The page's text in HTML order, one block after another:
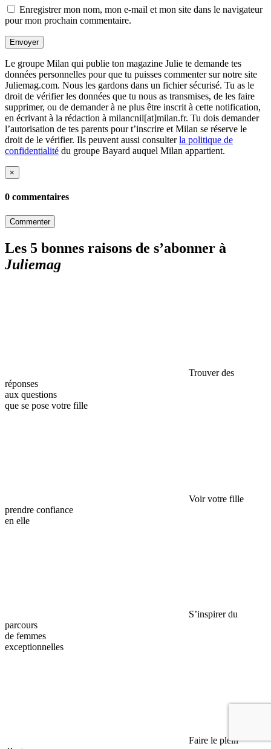
Enregistrer mon nom, mon e-mail et mon site dans le navigateur
pour mon prochain commentaire.
Envoyer
Le groupe Milan qui publie ton magazine Julie te demande tes
données personnelles pour que tu puisses commenter sur notre site
Juliemag.com. Nous les gardons dans un fichier sécurisé. Tu as le
droit de vérifier les données que tu nous as transmises, de les faire
supprimer, ou de demander à ne plus être inscrit à cette notification,
en écrivant à la rédaction à milancnil[at]milan.fr. Tu dois demander
l’autorisation de tes parents pour t’inscrire et Milan se réserve le
droit de le vérifier. Ils peuvent aussi consulterla politique de
confidentialité du groupe Bayard auquel Milan appartient.
×
0 commentaires
Commenter
Les 5 bonnes raisons de s’abonner à
Juliemag
Trouver des
réponses
aux questions
que se pose votre fille
Voir votre fille
prendre confiance
en elle
S’inspirer du
parcours
de femmes
exceptionnelles
Faire le plein